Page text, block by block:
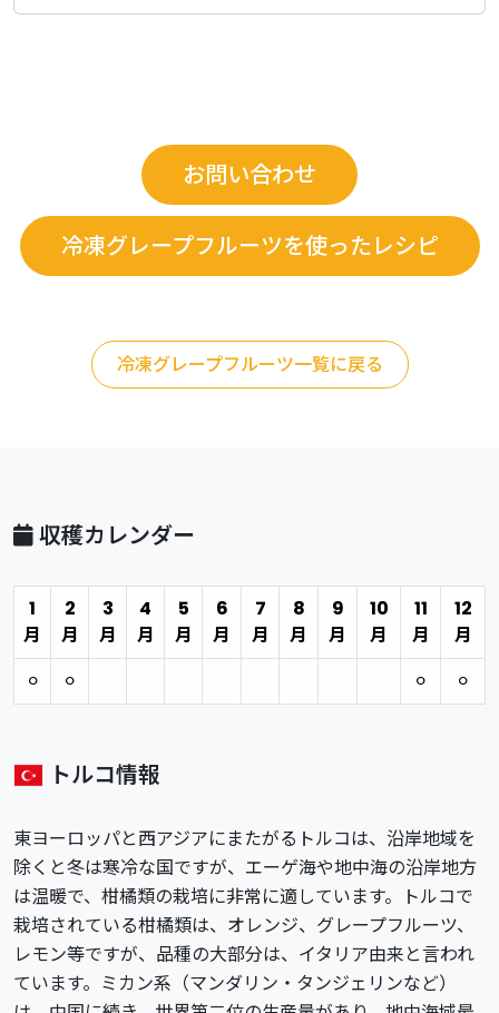
お問い合わせ
冷凍グレープフルーツを使ったレシピ
冷凍グレープフルーツ一覧に戻る
収穫カレンダー
1
月
2
月
3
月
4
月
5
月
6
月
7
月
8
月
9
月
10
月
11
月
12
月
⚪︎
⚪︎ ⚪︎ ⚪︎
トルコ情報
東ヨーロッパと西アジアにまたがるトルコは、沿岸地域を
除くと冬は寒冷な国ですが、エーゲ海や地中海の沿岸地方
は温暖で、柑橘類の栽培に非常に適しています。トルコで
栽培されている柑橘類は、オレンジ、グレープフルーツ、
レモン等ですが、品種の大部分は、イタリア由来と言われ
ています。ミカン系（マンダリン・タンジェリンなど）